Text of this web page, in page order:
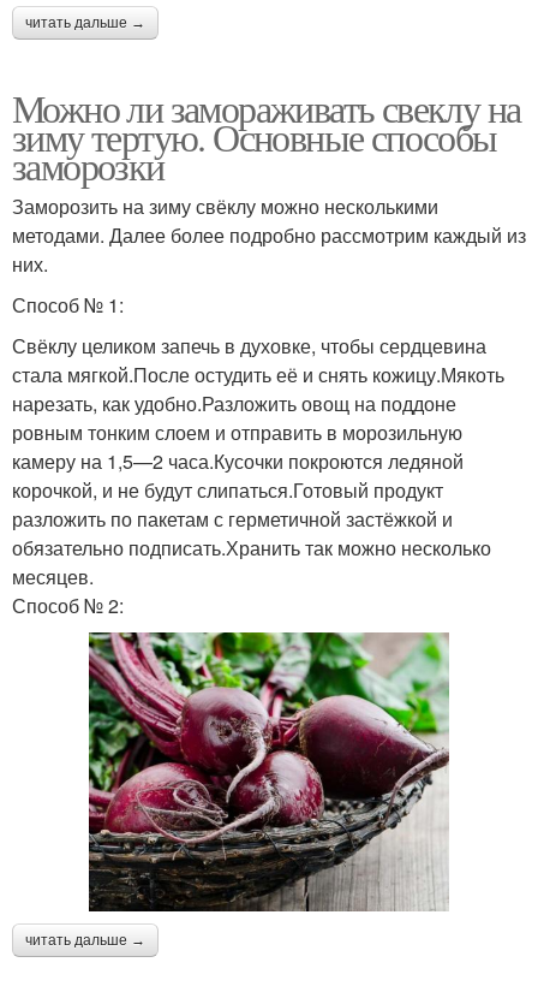
читать дальше →
Можно ли замораживать свеклу на
зиму тертую. Основные способы
заморозки
Заморозить на зиму свёклу можно несколькими
методами. Далее более подробно рассмотрим каждый из
них.
Способ № 1:
Свёклу целиком запечь в духовке, чтобы сердцевина
стала мягкой.После остудить её и снять кожицу.Мякоть
нарезать, как удобно.Разложить овощ на поддоне
ровным тонким слоем и отправить в морозильную
камеру на 1,5—2 часа.Кусочки покроются ледяной
корочкой, и не будут слипаться.Готовый продукт
разложить по пакетам с герметичной застёжкой и
обязательно подписать.Хранить так можно несколько
месяцев.
Способ № 2:
читать дальше →